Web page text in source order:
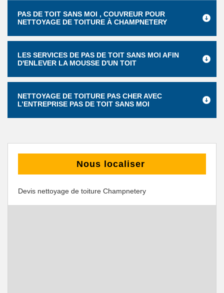
PAS DE TOIT SANS MOI , COUVREUR POUR
NETTOYAGE DE TOITURE À CHAMPNETERY
LES SERVICES DE PAS DE TOIT SANS MOI AFIN
D'ENLEVER LA MOUSSE D'UN TOIT
NETTOYAGE DE TOITURE PAS CHER AVEC
L’ENTREPRISE PAS DE TOIT SANS MOI
Nous localiser
Devis nettoyage de toiture Champnetery